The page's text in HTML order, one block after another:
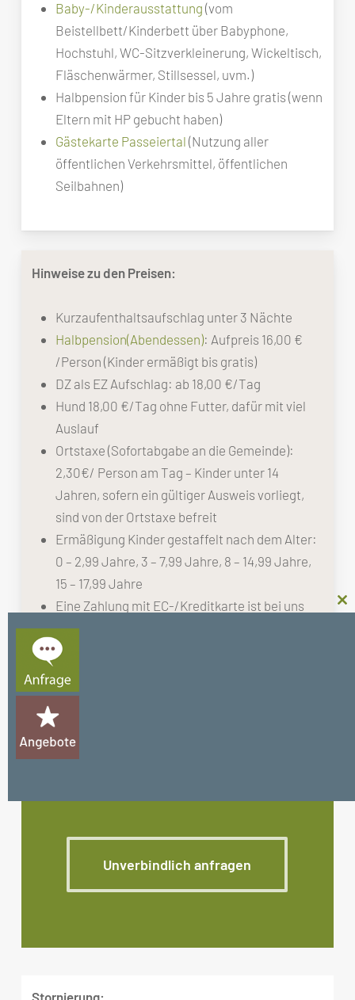
Baby-/Kinderausstattung (vom
Beistellbett/Kinderbett über Babyphone,
Hochstuhl, WC-Sitzverkleinerung, Wickeltisch,
Fläschenwärmer, Stillsessel, uvm.)
Halbpension für Kinder bis 5 Jahre gratis (wenn
Eltern mit HP gebucht haben)
Gästekarte Passeiertal (Nutzung aller
öffentlichen Verkehrsmittel, öffentlichen
Seilbahnen)
Hinweise zu den Preisen:
Kurzaufenthaltsaufschlag unter 3 Nächte
Halbpension(Abendessen): Aufpreis 16,00 €
/Person (Kinder ermäßigt bis gratis)
DZ als EZ Aufschlag: ab 18,00 €/Tag
Hund 18,00 €/Tag ohne Futter, dafür mit viel
Auslauf
Ortstaxe (Sofortabgabe an die Gemeinde):
2,30€/ Person am Tag – Kinder unter 14
Jahren, sofern ein gültiger Ausweis vorliegt,
sind von der Ortstaxe befreit
Ermäßigung Kinder gestaffelt nach dem Alter:
0 – 2,99 Jahre, 3 – 7,99 Jahre, 8 – 14,99 Jahre,
15 – 17,99 Jahre
Eine Zahlung mit EC-/Kreditkarte ist bei uns
NICHT möglich. Wir akzeptieren ausschließlich
Barzahlungen oder Vorabüberweisungen.
unserer Ferienunterkunft Unterthurnerhof
findet ihr
Unverbindlich anfragen